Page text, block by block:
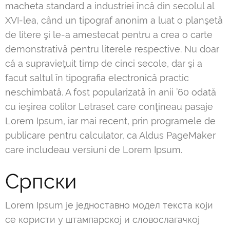
macheta standard a industriei încă din secolul al
XVI-lea, când un tipograf anonim a luat o planşetă
de litere şi le-a amestecat pentru a crea o carte
demonstrativă pentru literele respective. Nu doar
că a supravieţuit timp de cinci secole, dar şi a
facut saltul în tipografia electronică practic
neschimbată. A fost popularizată în anii ’60 odată
cu ieşirea colilor Letraset care conţineau pasaje
Lorem Ipsum, iar mai recent, prin programele de
publicare pentru calculator, ca Aldus PageMaker
care includeau versiuni de Lorem Ipsum.
Српски
Lorem Ipsum је једноставно модел текста који
се користи у штампарској и словослагачкој